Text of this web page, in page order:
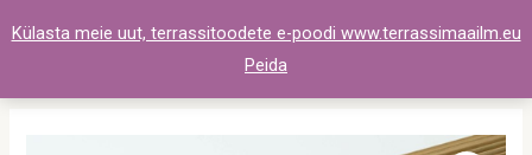
Külasta meie uut, terrassitoodete e-poodi www.terrassimaailm.eu
Peida
to